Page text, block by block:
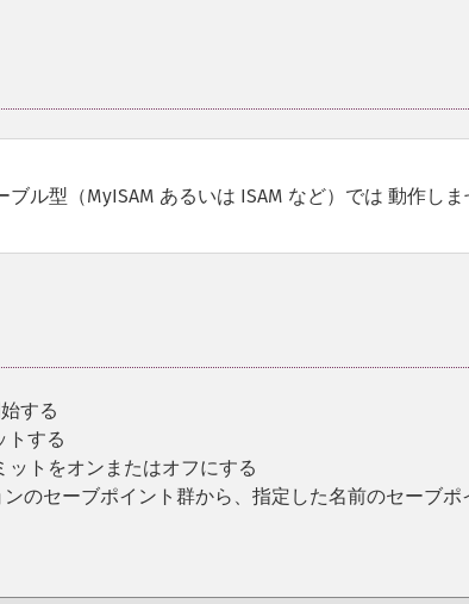
ル型（MyISAM あるいは ISAM など）では 動作しま
する
トする
トをオンまたはオフにする
のセーブポイント群から、指定した名前のセーブポ